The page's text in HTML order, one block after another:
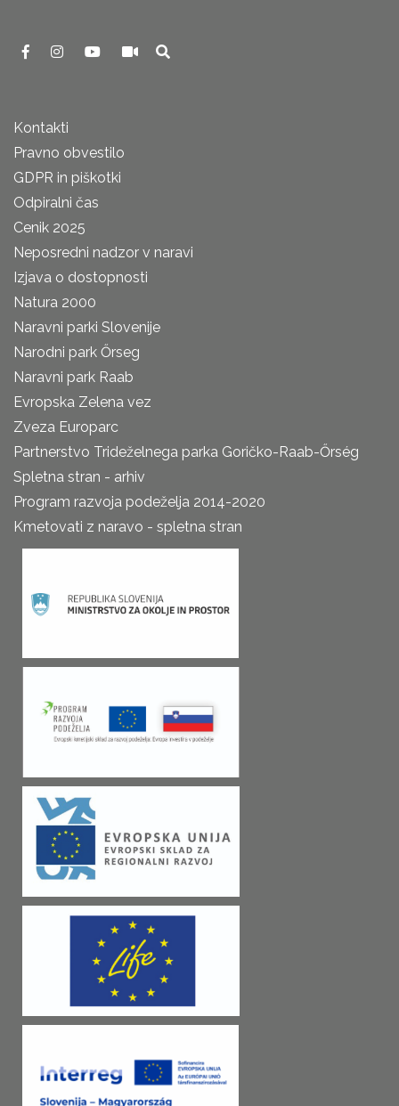
Kontakti
Pravno obvestilo
GDPR in piškotki
Odpiralni čas
Cenik 2025
Neposredni nadzor v naravi
Izjava o dostopnosti
Natura 2000
Naravni parki Slovenije
Narodni park Őrseg
Naravni park Raab
Evropska Zelena vez
Zveza Europarc
Partnerstvo Trideželnega parka Goričko-Raab-Őrség
Spletna stran - arhiv
Program razvoja podeželja 2014-2020
Kmetovati z naravo - spletna stran